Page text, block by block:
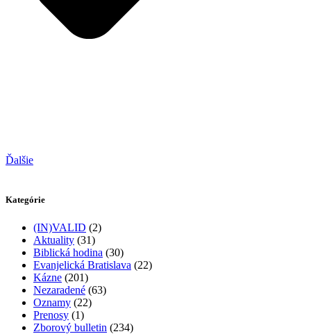
Ďalšie
Kategórie
(IN)VALID (2)
Aktuality (31)
Biblická hodina (30)
Evanjelická Bratislava (22)
Kázne (201)
Nezaradené (63)
Oznamy (22)
Prenosy (1)
Zborový bulletin (234)